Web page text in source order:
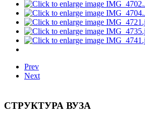
Prev
Next
СТРУКТУРА ВУЗА